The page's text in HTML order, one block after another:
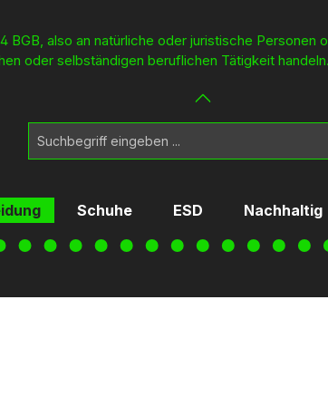
BGB, also an natürliche oder juristische
oder selbständigen beruflichen Tätigkeit
Schuhe ESD Nachhaltig